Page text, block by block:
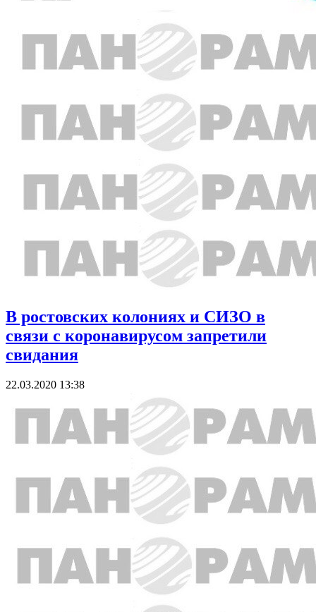
В ростовских колониях и СИЗО в
связи с коронавирусом запретили
свидания
22.03.2020 13:38